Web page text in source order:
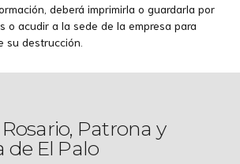
deberá imprimirla o guardarla por
o acudir a la sede de la empresa para
su destrucción.
Patrona y
de El Palo